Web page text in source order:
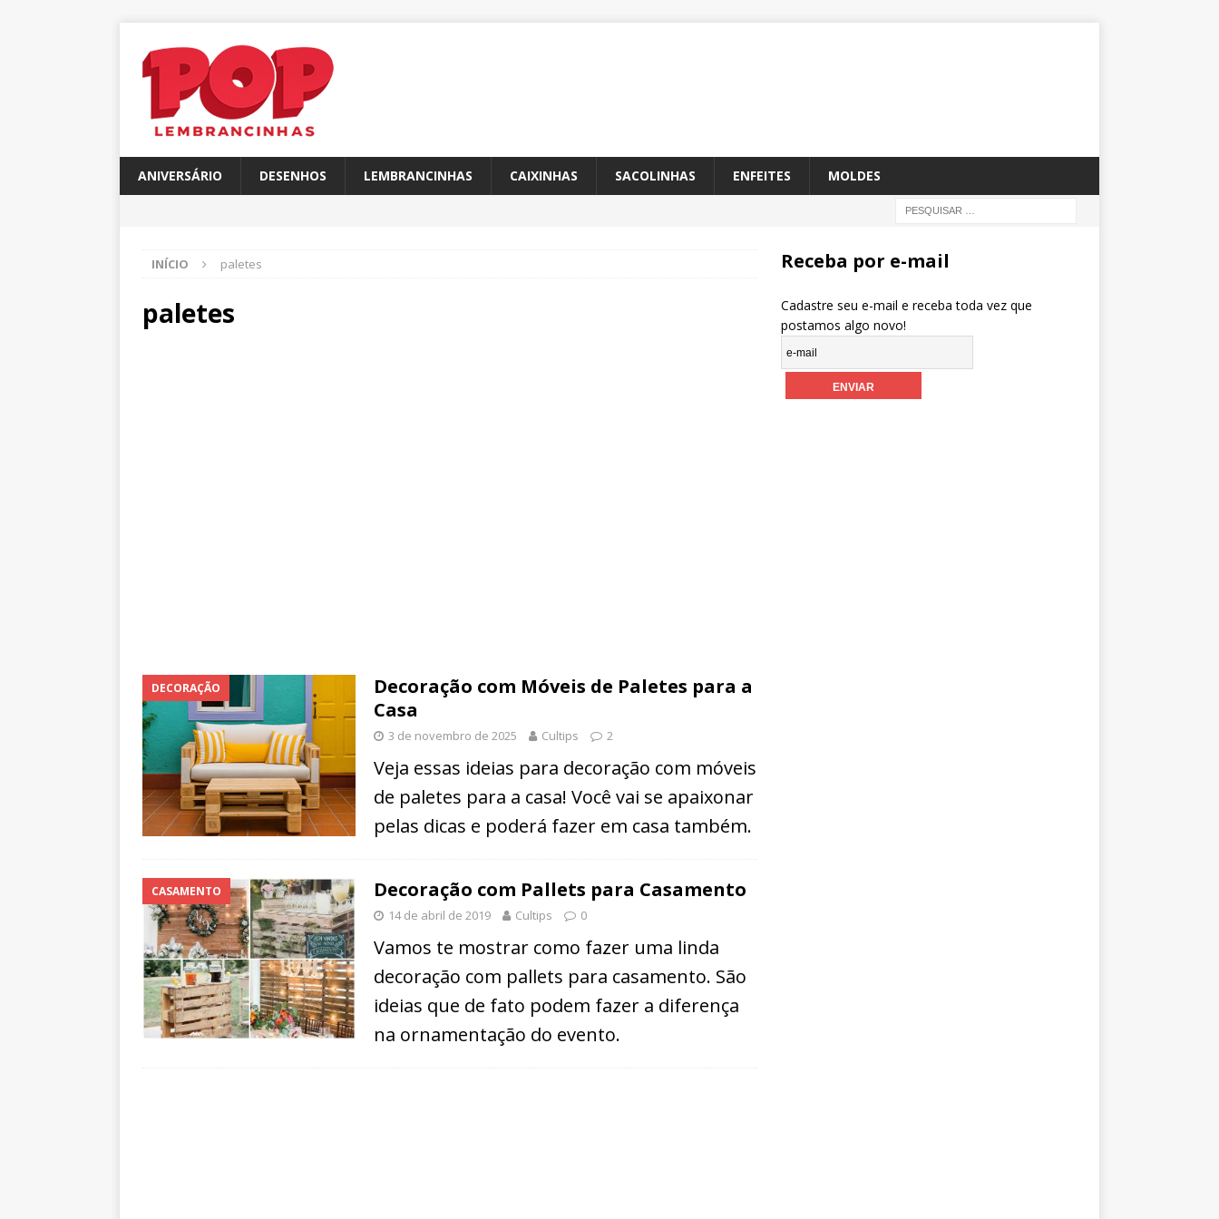
ANIVERSÁRIO DESENHOS LEMBRANCINHAS CAIXINHAS SACOLINHAS ENFEITES MOLDES
INÍCIO paletes
paletes
DECORAÇÃO
Decoração com Móveis de Paletes para a
Casa
3 de novembro de 2025 Cultips 2
Veja essas ideias para decoração com móveis
de paletes para a casa! Você vai se apaixonar
pelas dicas e poderá fazer em casa também.
CASAMENTO Decoração com Pallets para Casamento
14 de abril de 2019 Cultips 0
Vamos te mostrar como fazer uma linda
decoração com pallets para casamento. São
ideias que de fato podem fazer a diferença
na ornamentação do evento.
Receba por e-mail
Cadastre seu e-mail e receba toda vez que
postamos algo novo!